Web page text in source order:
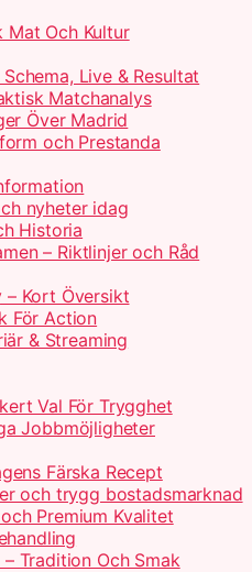
Mat Och Kultur
Live & Resultat
Matchanalys
Över Madrid
och Prestanda
nyheter idag
Historia
– Riktlinjer och Råd
Kort Översikt
För Action
& Streaming
Val För Trygghet
Jobbmöjligheter
Färska Recept
och trygg bostadsmarknad
Premium Kvalitet
Tradition Och Smak